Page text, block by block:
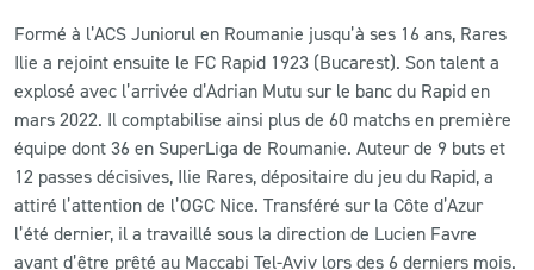
LS ACADEMY CAMPS
MATCH DES CELEBRITES
PRESSE ET MEDIAS
Formé à l’ACS Juniorul en Roumanie jusqu’à ses 16 ans, Rares
Ilie a rejoint ensuite le FC Rapid 1923 (Bucarest). Son talent a
explosé avec l’arrivée d’Adrian Mutu sur le banc du Rapid en
mars 2022. Il comptabilise ainsi plus de 60 matchs en première
équipe dont 36 en SuperLiga de Roumanie. Auteur de 9 buts et
12 passes décisives, Ilie Rares, dépositaire du jeu du Rapid, a
attiré l’attention de l’OGC Nice. Transféré sur la Côte d’Azur
l’été dernier, il a travaillé sous la direction de Lucien Favre
avant d’être prêté au Maccabi Tel-Aviv lors des 6 derniers mois.